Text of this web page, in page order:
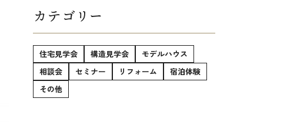
カテゴリー
住宅見学会 構造見学会
モデルハウス
相談会
セミナー リフォーム
宿泊体験
その他